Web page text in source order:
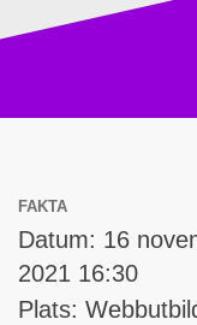
FAKTA
Datum: 16
2021 16:30
Plats: